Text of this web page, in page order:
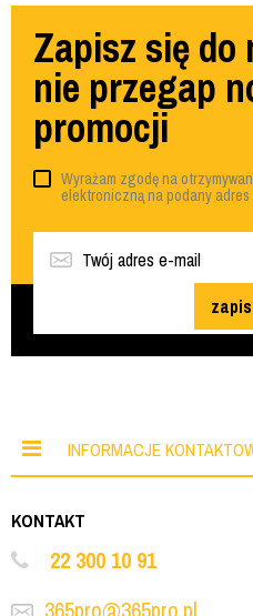
Zapisz się
nie przegap
promocji
Wyrażam zgodę na
elektroniczną na podany
INFORMACJE
KONTAKT
22 300 10 91
365pro@365pro.pl